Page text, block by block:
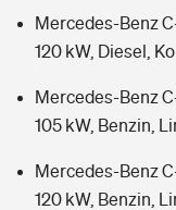
Mercedes-Benz
120 kW, Diesel,
Mercedes-Benz
105 kW, Benzin,
Mercedes-Benz
120 kW, Benzin,